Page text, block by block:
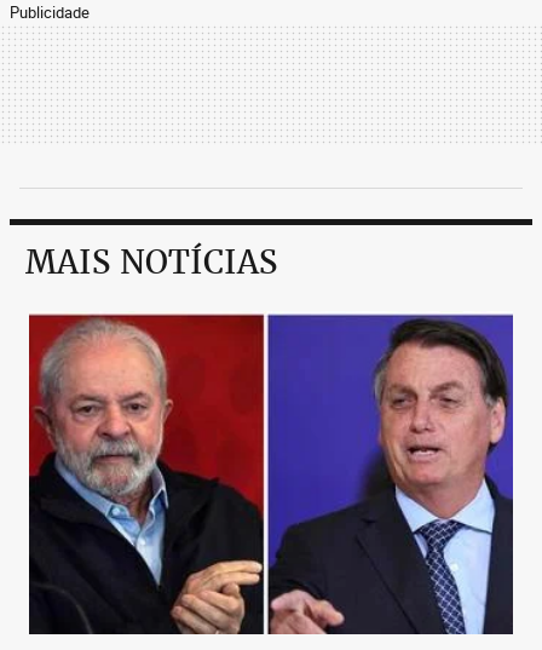
Publicidade
MAIS NOTÍCIAS